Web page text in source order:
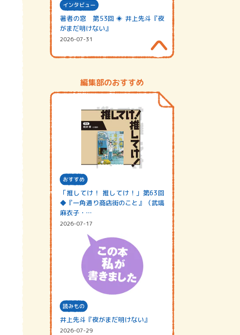
インタビュー
著者の窓 第53回 ◈ 井上先斗『夜
がまだ明けない』
2026-07-31
編集部のおすすめ
おすすめ
「推してけ！ 推してけ！」第63回
◆『一角通り商店街のこと』（武塙
麻衣子・…
2026-07-17
読みもの
井上先斗『夜がまだ明けない』
2026-07-29